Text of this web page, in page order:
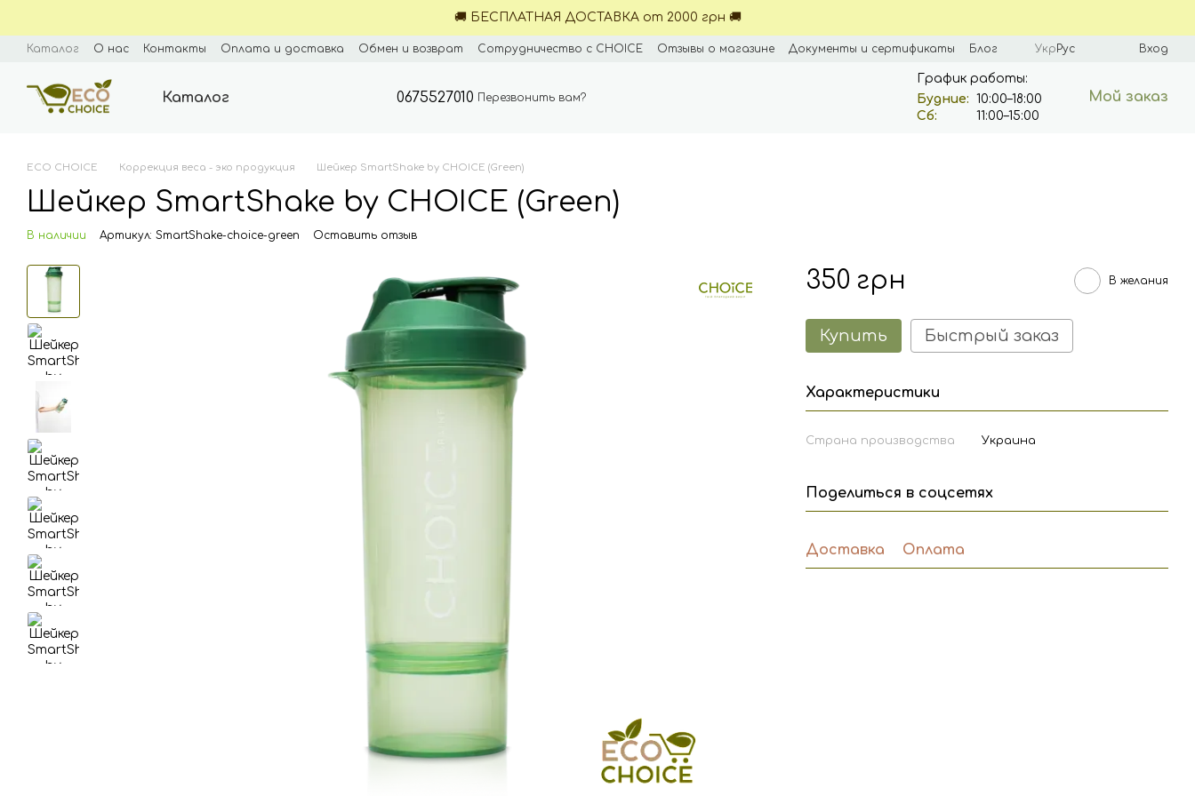
🚚 БЕСПЛАТНАЯ ДОСТАВКА от 2000 грн 🚚
Каталог О нас Контакты Оплата и доставка Обмен и возврат Сотрудничество с CHOICE Отзывы о магазине Документы и сертификаты
Блог
УкрРус Вход
Каталог 0675527010 Перезвонить вам?
График работы:
Будние: 10:00–18:00
Сб:
11:00–15:00
Мой заказ
ECO CHOICE Коррекция веса - эко продукция Шейкер SmartShake by CHOICE (Green)
Шейкер SmartShake by CHOICE (Green)
В наличии Артикул: SmartShake-choice-green Оставить отзыв
350 грн В желания
Купить Быстрый заказ
Характеристики
Страна производства Украина
Поделиться в соцсетях
Доставка Оплата